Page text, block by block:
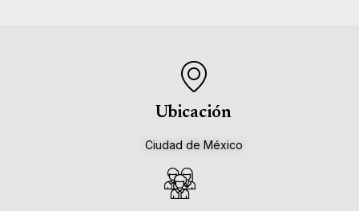
Ubicación
Ciudad de México